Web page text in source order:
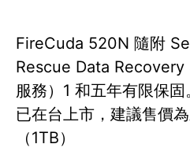
FireCuda 520N 隨附
Rescue Data Recovery
服務）1 和五年有限保
已在台上市，建議售價
（1TB）